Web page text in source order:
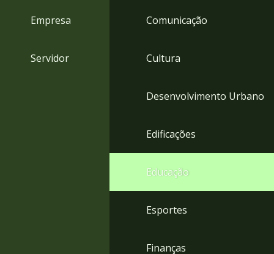
Empresa
Servidor
Comunicação
Cultura
Desenvolvimento Urbano
Edificações
Educação
Esportes
Finanças